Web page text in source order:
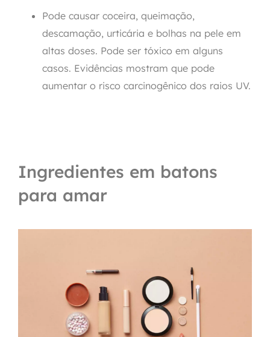
Pode causar coceira, queimação,
descamação, urticária e bolhas na pele em
altas doses. Pode ser tóxico em alguns
casos. Evidências mostram que pode
aumentar o risco carcinogênico dos raios UV.
Ingredientes em batons
para amar